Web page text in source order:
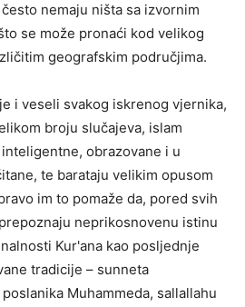
nemaju ništa sa izvornim
se može pronaći kod velikog
geografskim područjima.
i veseli svakog iskrenog vjernika,
broju slučajeva, islam
obrazovane i u
te barataju velikim opusom
im to pomaže da, pored svih
neprikosnovenu istinu
Kur'ana kao posljednje
tradicije – sunneta
Muhammeda, sallallahu